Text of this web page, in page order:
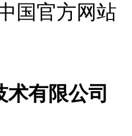
国官方网站
有限公司